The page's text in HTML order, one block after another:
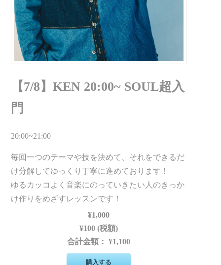
【7/8】KEN 20:00~ SOUL超入
門
20:00~21:00
毎回一つのテーマや技を決めて、それをできるだ
け分解してゆっくり丁寧に進めております！
ゆるカッコよく音楽にのっていきたい人のきっか
け作りをめざすレッスンです！
¥1,000
¥100 (税額)
合計金額：¥1,100
購入する